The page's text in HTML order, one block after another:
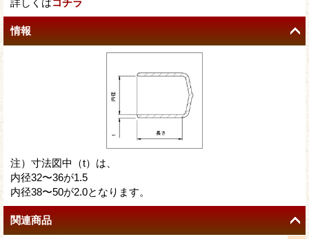
情報
注）寸法図中（t）は、
内径32〜36が1.5
内径38〜50が2.0となります。
関連商品